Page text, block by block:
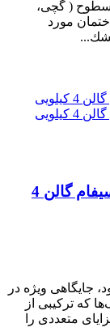
سطوح ( گچی،
مورد
رنگ نیم پلاستیک سفید مات درجه 2 پارسیفام گالن 4
جایگاهی ویژه در
که ترکیبی از
متعددی را